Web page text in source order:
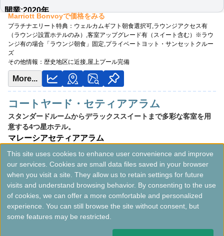
開業:2019年
Marriott Bonvoyで価格をみる
プラチナエリート特典： ウェルカムギフト朝食選択可,ラウンジアクセス有
（ラウンジ設置ホテルのみ）,客室アップグレード有（スイート含む）※ラウ
ンジ有の場合「ラウンジ朝食」固定,プライベートヨット・サンセットクルー
ズ
その他情報： 歴史地区に近接,屋上プール完備
More...
コートヤード・セティアアラム
スタンダードルームからデラックススイートまで多彩な客室を用
意する4つ星ホテル。
マレーシアセティアアラム
開業:2022年
Marriott Bonvoyで価格をみる
プラチナエリート特典： ラウンジアクセス有（ラウンジ設置ホテルのみ）,客
室アップグレード有（スイート含む）※ラウンジ有の場合「ラウンジ朝食」
固定
その他情報：屋上インフィニティプール
More...
開業:2020年
最低価格目安:￥
380 MYR
情報サイト:milogging
Marriott Bonvoyで価格をみる
プラチナエリート特典：ウェルカムギフト朝食選択可,ラウンジアクセス有（ラ
ウンジ設置ホテルのみ）,客室アップグレード有（スイート含む）※ラウンジ有
の場合「ラウンジ朝食」固定,アフタヌーンティー無料（週末）
その他情報：ジョージタウン世界遺産地区,アンティーク地図展示
This site uses cookies to enhance user convenience and improve
our services. Cookies are small data files saved in your browser
when you visit a site. They allow us to retain settings for future
visits and understand browsing behavior. By consenting to the use
of cookies, we can offer a more comfortable and personalized
experience. You can still browse the site without consent, but
some features may be restricted.